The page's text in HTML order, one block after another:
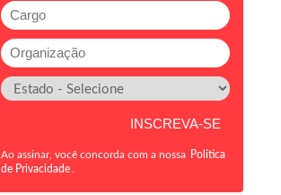
Ao assinar, você concorda com a nossa Política
de Privacidade